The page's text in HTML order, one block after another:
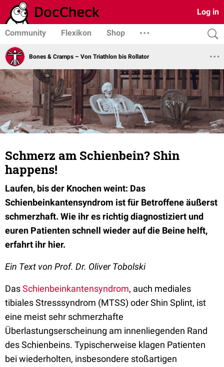
Log in
Community Flexikon Shop
Bones & Cramps – Von Triathlon bis Rollator
Schmerz am Schienbein? Shin
happens!
Laufen, bis der Knochen weint: Das
Schienbeinkantensyndrom ist für Betroffene äußerst
schmerzhaft. Wie ihr es richtig diagnostiziert und
euren Patienten schnell wieder auf die Beine helft,
erfahrt ihr hier.
Ein Text von Prof. Dr. Oliver Tobolski
DasSchienbeinkantensyndrom, auch mediales
tibiales Stresssyndrom (MTSS) oder Shin Splint, ist
eine meist sehr schmerzhafte
Überlastungserscheinung am innenliegenden Rand
des Schienbeins. Typischerweise klagen Patienten
bei wiederholten, insbesondere stoßartigen